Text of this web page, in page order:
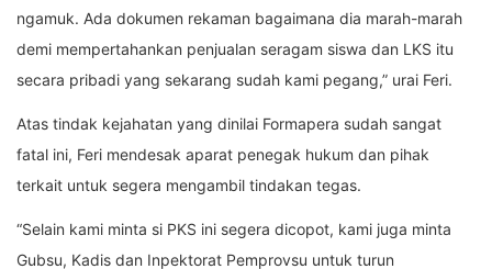
ngamuk. Ada dokumen rekaman bagaimana dia marah-marah
demi mempertahankan penjualan seragam siswa dan LKS itu
secara pribadi yang sekarang sudah kami pegang,” urai Feri.
Atas tindak kejahatan yang dinilai Formapera sudah sangat
fatal ini, Feri mendesak aparat penegak hukum dan pihak
terkait untuk segera mengambil tindakan tegas.
“Selain kami minta si PKS ini segera dicopot, kami juga minta
Gubsu, Kadis dan Inpektorat Pemprovsu untuk turun